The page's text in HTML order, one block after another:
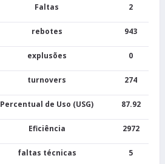
Faltas 2
rebotes 943
explusões 0
turnovers 274
Percentual de Uso (USG) 87.92
Eficiência 2972
faltas técnicas 5